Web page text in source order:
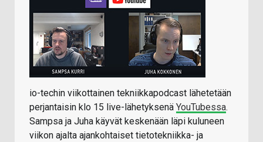
io-techin viikottainen tekniikkapodcast lähetetään
perjantaisin klo 15 live-lähetyksenä YouTubessa.
Sampsa ja Juha käyvät keskenään läpi kuluneen
viikon ajalta ajankohtaiset tietotekniikka- ja